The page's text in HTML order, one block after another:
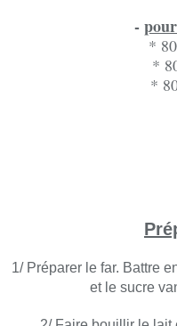
-
*
*
*
1/ Préparer le far. Battre
et le sucre